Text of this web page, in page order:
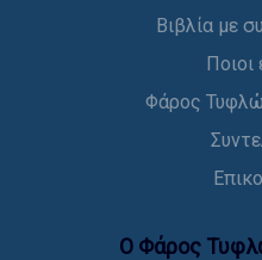
Βιβλία με
Ποιοι
Φάρος
Ο Φάρος